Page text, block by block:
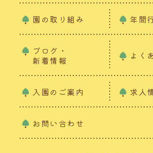
園の取り組み 年間
ブログ・
新着情報
よく
入園のご案内 求人
お問い合わせ